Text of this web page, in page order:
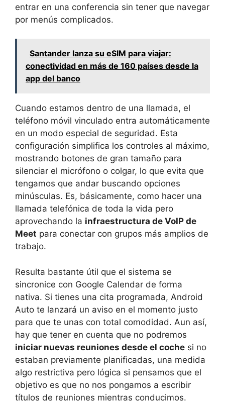
entrar en una conferencia sin tener que navegar
por menús complicados.
Santander lanza su eSIM para viajar:
conectividad en más de 160 países desde la
app del banco
Cuando estamos dentro de una llamada, el
teléfono móvil vinculado entra automáticamente
en un modo especial de seguridad. Esta
configuración simplifica los controles al máximo,
mostrando botones de gran tamaño para
silenciar el micrófono o colgar, lo que evita que
tengamos que andar buscando opciones
minúsculas. Es, básicamente, como hacer una
llamada telefónica de toda la vida pero
aprovechando la infraestructura de VoIP de
Meet para conectar con grupos más amplios de
trabajo.
Resulta bastante útil que el sistema se
sincronice con Google Calendar de forma
nativa. Si tienes una cita programada, Android
Auto te lanzará un aviso en el momento justo
para que te unas con total comodidad. Aun así,
hay que tener en cuenta que no podremos
iniciar nuevas reuniones desde el coche si no
estaban previamente planificadas, una medida
algo restrictiva pero lógica si pensamos que el
objetivo es que no nos pongamos a escribir
títulos de reuniones mientras conducimos.